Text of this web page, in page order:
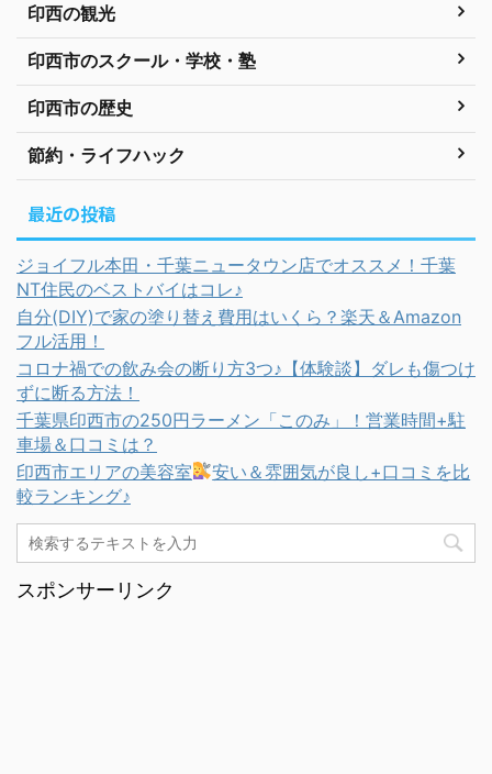
印西の観光
印西市のスクール・学校・塾
印西市の歴史
節約・ライフハック
最近の投稿
ジョイフル本田・千葉ニュータウン店でオススメ！千葉
NT住民のベストバイはコレ♪
自分(DIY)で家の塗り替え費用はいくら？楽天＆Amazon
フル活用！
コロナ禍での飲み会の断り方3つ♪【体験談】ダレも傷つけ
ずに断る方法！
千葉県印西市の250円ラーメン「このみ」！営業時間+駐
車場＆口コミは？
印西市エリアの美容室
安い＆雰囲気が良し+口コミを比
較ランキング♪
スポンサーリンク